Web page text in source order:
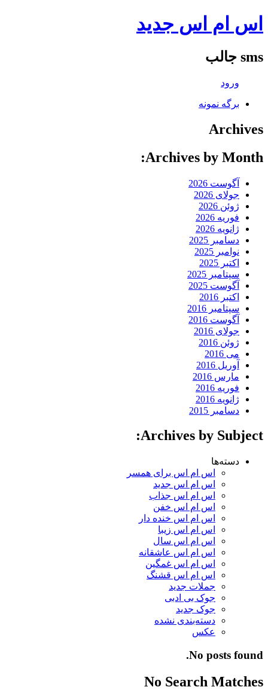
اس ام اس جدید
sms جالب
ورود
برگه نمونه
Archives
Archives by Month:
آگوست 2026
جولای 2026
ژوئن 2026
فوریه 2026
ژانویه 2026
دسامبر 2025
نوامبر 2025
اکتبر 2025
سپتامبر 2025
آگوست 2025
اکتبر 2016
سپتامبر 2016
آگوست 2016
جولای 2016
ژوئن 2016
می 2016
آوریل 2016
مارس 2016
فوریه 2016
ژانویه 2016
دسامبر 2015
Archives by Subject:
دسته‌ها
اس ام اس برای همسر
اس ام اس جدید
اس ام اس جذاب
اس ام اس خفن
اس ام اس خنده دار
اس ام اس زیبا
اس ام اس سال
اس ام اس عاشقانه
اس ام اس غمگین
اس ام اس قشنگ
جملات جدید
جوک بی ادبی
جوک جدید
دسته‌بندی نشده
عکس
No posts found.
No Search Matches